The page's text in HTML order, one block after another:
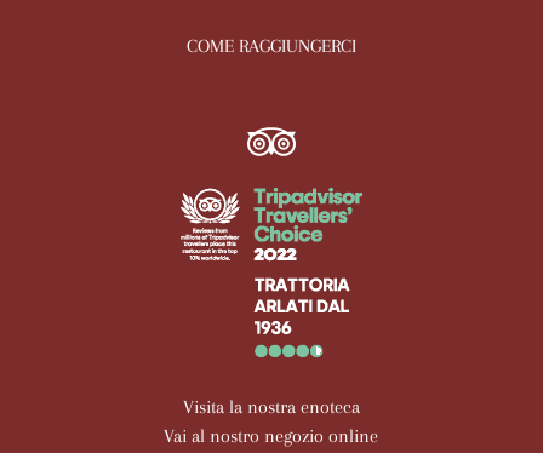
COME RAGGIUNGERCI
Visita la nostra enoteca
Vai al nostro negozio online